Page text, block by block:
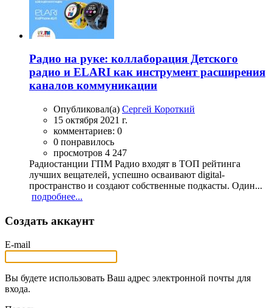
Радио на руке: коллаборация Детского
радио и ELARI как инструмент расширения
каналов коммуникации
Опубликовал(а) Сергей Короткий
15 октября 2021 г.
комментариев: 0
0 понравилось
просмотров 4 247
Радиостанции ГПМ Радио входят в ТОП рейтинга
лучших вещателей, успешно осваивают digital-
пространство и создают собственные подкасты. Один...
подробнее...
Создать аккаунт
E-mail
Вы будете использовать Ваш адрес электронной почты для
входа.